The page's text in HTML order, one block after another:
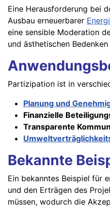
Eine Herausforderung bei
Ausbau erneuerbarer
eine sensible Moderation
und ästhetischen
Partizipation ist in
Planung und
Finanzielle
Transparente
Bekannte
Ein bekanntes Beispiel für
und den Erträgen des
müssen, wodurch die